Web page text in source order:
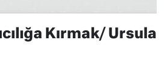
Kırmak/ Ursula